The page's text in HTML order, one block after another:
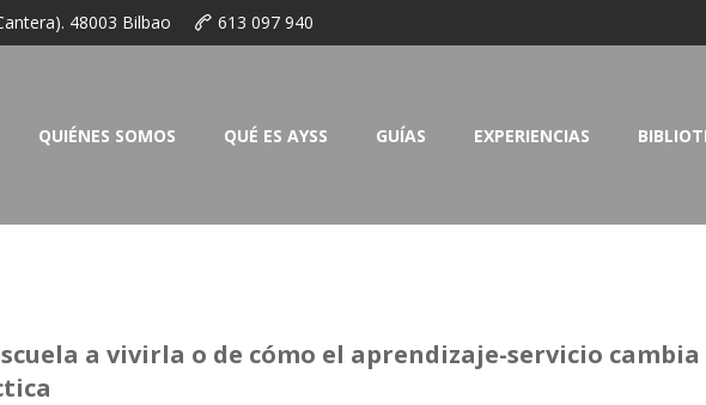
48003 Bilbao 613 097 940
QUIÉNES SOMOS QUÉ ES AYSS GUÍAS EXPERIENCIAS
a vivirla o de cómo el aprendizaje-servicio cambia